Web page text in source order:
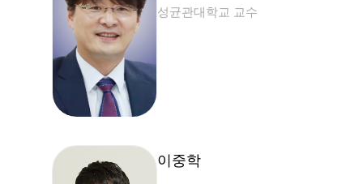
성균관대학교 교수
이중학